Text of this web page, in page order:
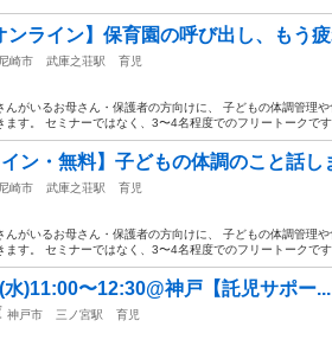
ンライン】保育園の呼び出し、もう
尼崎市 武庫之荘駅
育児
んがいるお母さん・保護者の方向けに、 子どもの体調管理
ます。 セミナーではなく、3〜4名程度でのフリートークです
イン・無料】子どもの体調のこと話し
尼崎市 武庫之荘駅
育児
んがいるお母さん・保護者の方向けに、 子どもの体調管理
ます。 セミナーではなく、3〜4名程度でのフリートークです
水)11:00〜12:30@神戸【託児サポー...
神戸市 三ノ宮駅
育児